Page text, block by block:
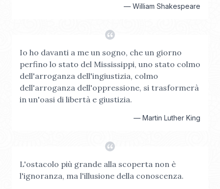
— William Shakespeare
Io ho davanti a me un sogno, che un giorno
perfino lo stato del Mississippi, uno stato colmo
dell'arroganza dell'ingiustizia, colmo
dell'arroganza dell'oppressione, si trasformerà
in un'oasi di libertà e giustizia.
— Martin Luther King
L'ostacolo più grande alla scoperta non è
l'ignoranza, ma l'illusione della conoscenza.